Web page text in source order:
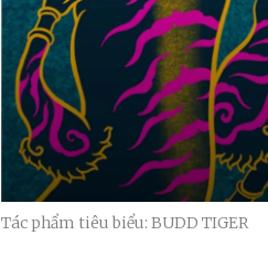
Tác phẩm tiêu biểu: BUDD TIGER